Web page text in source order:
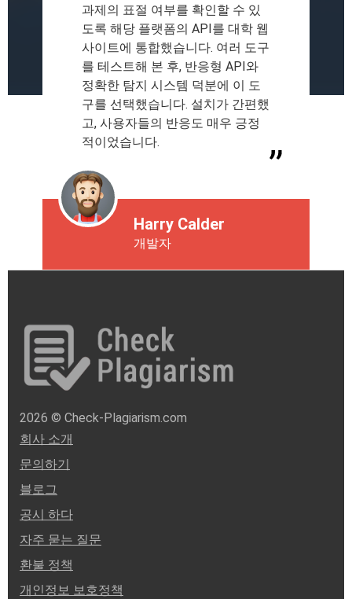
제를 관리하는 것이 항상 최우선
과제였습니다. 학생들의 제출물을
검토할 간단하면서도 효과적인 방
법을 찾다가 이 표절 탐지기를 사
용하기 시작했습니다. 가장 인상
깊었던 점은 빠른 결과 확인이었
고, 미묘한 일치까지도 잡아내어
제 업무를 훨씬 수월하게 해 준다
Daniel Brooks
교사
2026 © Check-Plagiarism.com
회사 소개
문의하기
블로그
공시 하다
자주 묻는 질문
환불 정책
개인정보 보호정책